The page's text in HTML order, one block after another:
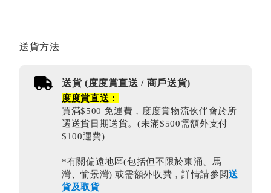
送貨方法
送貨 (度度賞直送 / 商戶送貨)
度度賞直送：
買滿$500 免運費，度度賞物流伙伴會於所
選送貨日期送貨。(未滿$500需額外支付
$100運費)
*有關偏遠地區(包括但不限於東涌、馬
灣、愉景灣) 或需額外收費，詳情請參閲送
貨及取貨